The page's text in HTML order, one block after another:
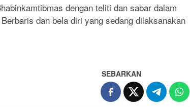
dengan teliti dan sabar dalam
dan bela diri yang sedang dilaksanakan
SEBARKAN